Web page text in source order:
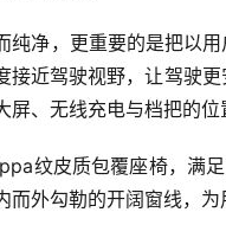
纯净，更重要的是把以
接近驾驶视野，让驾驶
屏、无线充电与档把的位
纹皮质包覆座椅，满
而外勾勒的开阔窗线，为